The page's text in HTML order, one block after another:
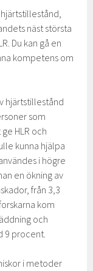
hjärtstillestånd,
näst största
Du kan gå en
kompetens om
hjärtstillestånd
som
HLR och
kunna hjälpa
i högre
en ökning av
från 3,3
kom
och
9 procent.
i metoder